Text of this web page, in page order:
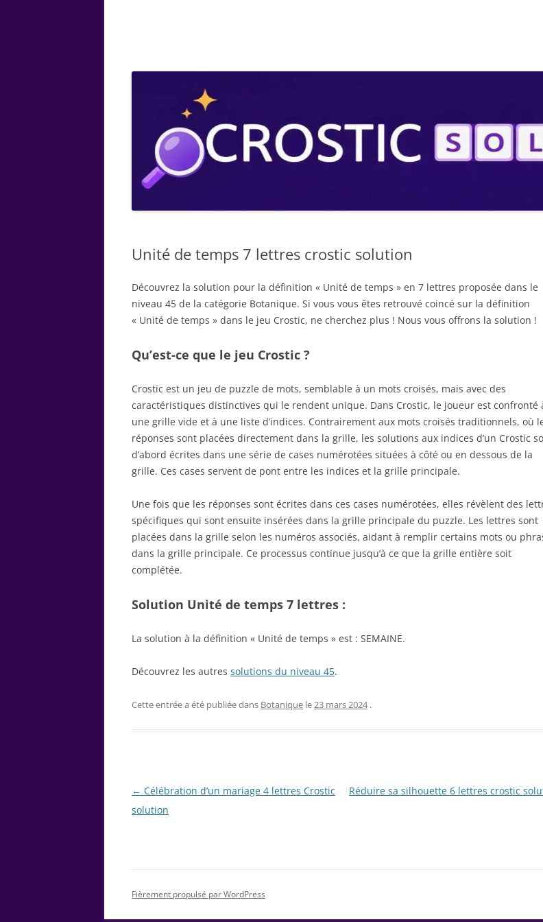
Unité de temps 7 lettres crostic solution
Découvrez la solution pour la définition « Unité de temps » en 7 lettres proposée dans le
niveau 45 de la catégorie Botanique. Si vous vous êtes retrouvé coincé sur la définition
« Unité de temps » dans le jeu Crostic, ne cherchez plus ! Nous vous offrons la solution !
Qu’est-ce que le jeu Crostic ?
Crostic est un jeu de puzzle de mots, semblable à un mots croisés, mais avec des
caractéristiques distinctives qui le rendent unique. Dans Crostic, le joueur est confronté
une grille vide et à une liste d’indices. Contrairement aux mots croisés traditionnels, où
réponses sont placées directement dans la grille, les solutions aux indices d’un Crostic
d’abord écrites dans une série de cases numérotées situées à côté ou en dessous de la
grille. Ces cases servent de pont entre les indices et la grille principale.
Une fois que les réponses sont écrites dans ces cases numérotées, elles révèlent des
spécifiques qui sont ensuite insérées dans la grille principale du puzzle. Les lettres sont
placées dans la grille selon les numéros associés, aidant à remplir certains mots ou
dans la grille principale. Ce processus continue jusqu’à ce que la grille entière soit
complétée.
Solution Unité de temps 7 lettres :
La solution à la définition « Unité de temps » est : SEMAINE.
Découvrez les autres solutions du niveau 45.
Cette entrée a été publiée dans Botanique le23 mars 2024 .
Navigation
des
← Célébration d’un mariage 4 lettres Crostic
solution
Réduire sa silhouette 6 lettres crostic
Fièrement propulsé par WordPress